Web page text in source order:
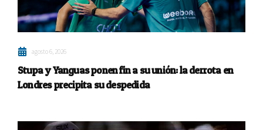
agosto 6, 2026
Stupa y Yanguas ponen fin a su unión: la derrota en
Londres precipita su despedida